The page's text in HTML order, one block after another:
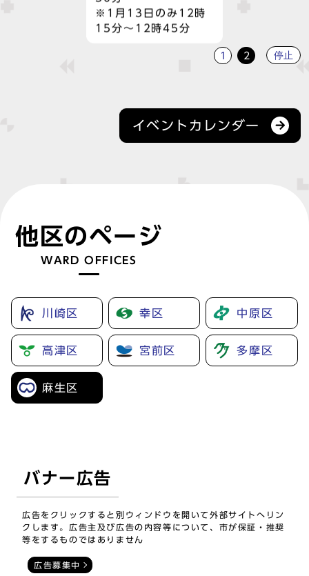
※1月13日のみ12時
15分～12時45分
1 2 停止
イベントカレンダー
他区のページ
WARD OFFICES
川崎区 幸区 中原区
高津区 宮前区 多摩区
麻生区
バナー広告
広告をクリックすると別ウィンドウを開いて外部サイトへリン
クします。広告主及び広告の内容等について、市が保証・推奨
等をするものではありません
広告募集中